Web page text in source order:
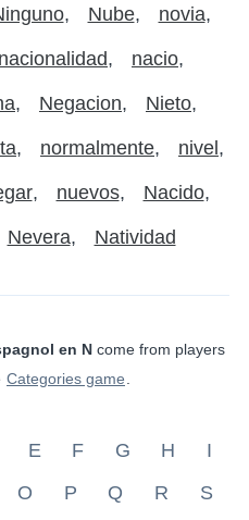
Nube novia
nacionalidad nacio
Negacion Nieto
normalmente nivel
nuevos Nacido
Nevera Natividad
en Ncome from players
Categories game
E F G H
I
O P Q R S